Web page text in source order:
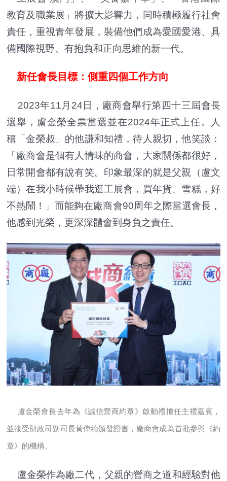
教育及職業展」將擴大影響力，同時積極履行社會
責任，重視青年發展，裝備他們成為愛國愛港、具
備國際視野、有抱負和正向思維的新一代。
新任會長目標：側重四個工作方向
2023年11月24日，廠商會舉行第四十三屆會長
選舉，盧金榮全票當選並在2024年正式上任。人
稱「金榮叔」的他謙和知禮，待人親切，他笑談：
「廠商會是個有人情味的商會，大家關係都很好，
日常開會都有說有笑。印象最深的就是父親（盧文
端）在我小時候帶我逛工展會，買年貨、雪糕，好
不熱鬧！」而能夠在廠商會90周年之際當選會長，
他感到光榮，更深深體會到身負之責任。
盧金榮會長去年為《誠信營商約章》啟動禮擔任主禮嘉賓，
並接受財政司副司長黃偉綸頒發證書，廠商會成為首批參與《約
章》的機構。
盧金榮作為廠二代，父親的營商之道和經驗對他